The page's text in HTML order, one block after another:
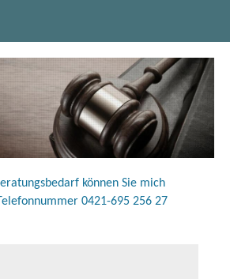
können Sie mich
0421-695 256 27